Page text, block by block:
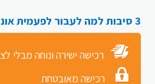
3 סיבות למה לעבור לפעמית אונליין:
רכישה ישירה ונוחה מבלי
רכישה מאובטחת